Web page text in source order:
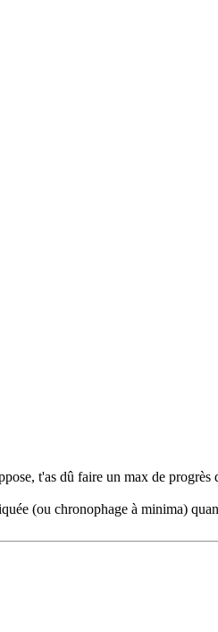
t'as dû faire un max de progrès
(ou chronophage à minima)